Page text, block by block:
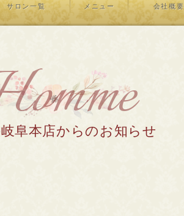
サロン一覧 メニュー 会社概要
岐阜本店からのお知らせ